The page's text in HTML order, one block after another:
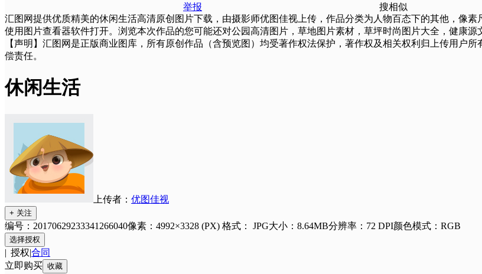
举报
搜相似
汇图网提供优质精美的休闲生活高清原创图片下载，由摄影师优图佳视上传，作品分类为人物百态下的其他，像素
使用图片查看器软件打开。浏览本次作品的您可能还对公园高清图片，草地图片素材，草坪时尚图片大全，健康源
【声明】汇图网是正版商业图库，所有原创作品（含预览图）均受著作权法保护，著作权及相关权利归上传用户
偿责任。
休闲生活
上传者： 优图佳视
+ 关注
编号：20170629233341266040像素：4992×3328 (PX) 格式： JPG大小：8.64MB分辨率：72 DPI颜色模式：RGB
选择授权
| 授权|合同
立即购买 收藏